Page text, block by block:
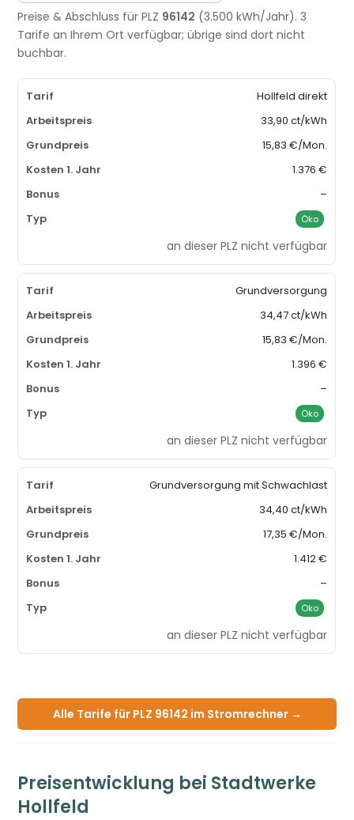
Preise & Abschluss für PLZ 96142 (3.500 kWh/Jahr). 3
Tarife an Ihrem Ort verfügbar; übrige sind dort nicht
buchbar.
Hollfeld direkt
33,90 ct/kWh
15,83 €/Mon.
1.376 €
–
Öko
an dieser PLZ nicht verfügbar
Grundversorgung
34,47 ct/kWh
15,83 €/Mon.
1.396 €
–
Öko
an dieser PLZ nicht verfügbar
Grundversorgung mit Schwachlast
34,40 ct/kWh
17,35 €/Mon.
1.412 €
–
Öko
an dieser PLZ nicht verfügbar
Alle Tarife für PLZ 96142 im Stromrechner →
Preisentwicklung bei Stadtwerke
Hollfeld